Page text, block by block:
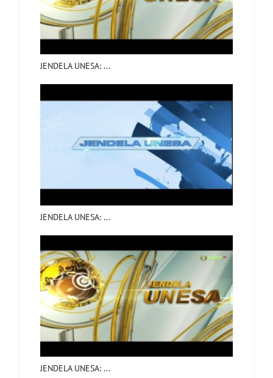
JENDELA UNESA: ...
JENDELA UNESA: ...
JENDELA UNESA: ...